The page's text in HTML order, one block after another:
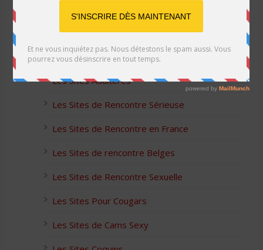
Les Sites Libertins
Les Apps pour les Couples Échangistes
Les Sites Adultères
Les Sites de Rencontre Sérieuse
Les Sites de Rencontre en France
Les Sites de rencontre Belges
Les Sites de Rencontre Sexuelle
Les Sites Pour Cougars
Les Sites de Cams Sexy